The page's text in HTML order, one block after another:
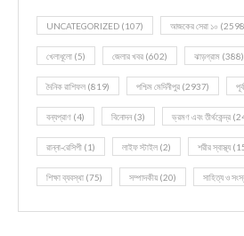
UNCATEGORIZED (107) আজকের সেরা ১০
খেলাধূলো (5) জেলার খবর (602) ঝাড়গ্রাম (388)
দৈনিক রাশিফল (819) পশ্চিম মেদিনীপুর (2937)
বন্যপ্রাণ (4) বিনোদন(3) ভ্রমণ এবং তীর্থকেন্দ্র
রান্না-রেসিপী (1) লাইফ স্টাইল (2) শরীর স্বাস্থ্য
শিক্ষা ব্যবস্থা (75) সম্পাদকীয় (20) সাহিত্য ও